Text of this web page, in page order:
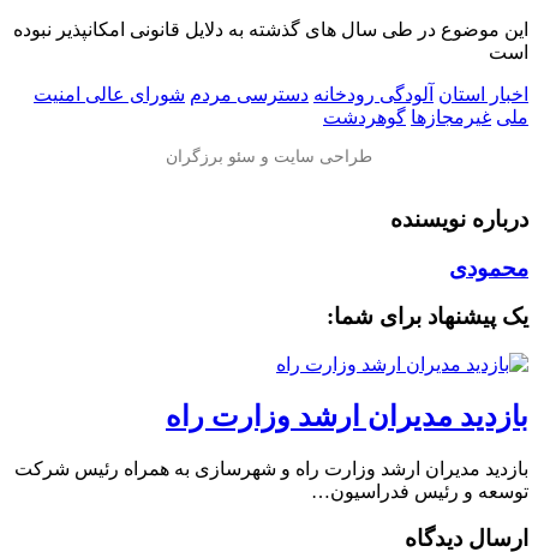
این موضوع در طی سال ‌های گذشته به دلایل قانونی امکانپذیر نبوده
است
اخبار استان آلودگی رودخانه دسترسی مردم شورای عالی امنیت
ملی غیرمجازها گوهردشت
درباره نویسنده
محمودی
یک پیشنهاد برای شما:
بازدید مدیران ارشد وزارت راه
بازدید مدیران ارشد وزارت راه و شهرسازی به همراه رئیس شرکت
توسعه و رئیس فدراسیون…
ارسال دیدگاه